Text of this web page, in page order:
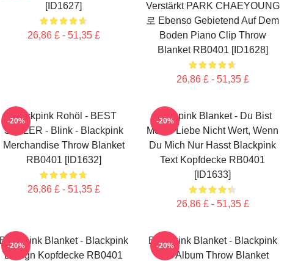
[ID1627]
26,86 £ - 51,35 £
Verstärkt PARK CHAEYOUNG
로 Ebenso Gebietend Auf Dem
Boden Piano Clip Throw
Blanket RB0401 [ID1628]
26,86 £ - 51,35 £
Blackpink Rohöl - BEST
SELLER - Blink - Blackpink
Merchandise Throw Blanket
RB0401 [ID1632]
26,86 £ - 51,35 £
-20%
Blackpink Blanket - Du Bist
Meine Liebe Nicht Wert, Wenn
Du Mich Nur Hasst Blackpink
Text Kopfdecke RB0401
[ID1633]
26,86 £ - 51,35 £
-20%
Blackpink Blanket - Blackpink
Design Kopfdecke RB0401
-20%
Blackpink Blanket - Blackpink
The Album Throw Blanket
-20%